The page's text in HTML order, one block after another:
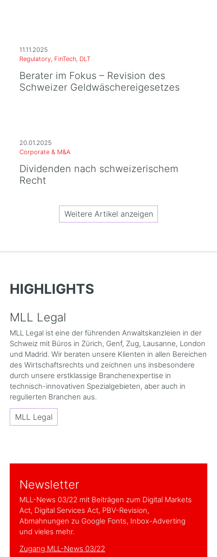
11.11.2025
Regulatory, FinTech, DLT
Berater im Fokus – Revision des
Schweizer Geldwäschereigesetzes
20.01.2025
Corporate & M&A
Dividenden nach schweizerischem
Recht
Weitere Artikel anzeigen
HIGHLIGHTS
MLL Legal
MLL Legal ist eine der führenden Anwaltskanzleien in der
Schweiz mit Büros in Zürich, Genf, Zug, Lausanne, London
und Madrid. Wir beraten unsere Klienten in allen Bereichen
des Wirtschaftsrechts und zeichnen uns insbesondere
durch unsere erstklassige Branchenexpertise in
technisch-innovativen Spezialgebieten, aber auch in
regulierten Branchen aus.
MLL Legal
Newsletter
MLL-News 03/22 mit Beiträgen zum Digital Markets
Act, Digital Services Act, PBV-Revision,
Abmahnungen zu Google Fonts, Inbox-Adverting
und vieles mehr.
Zugang MLL-News 03/22